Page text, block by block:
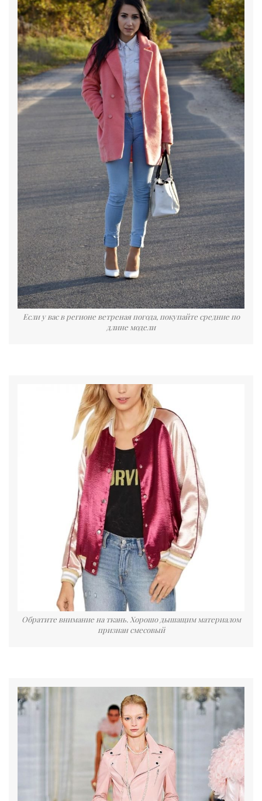
Если у вас в регионе ветреная погода, покупайте средние по
длине модели
Обратите внимание на ткань. Хорошо дышащим материалом
признан смесовый